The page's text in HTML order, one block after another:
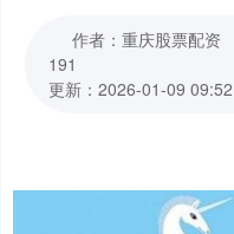
作者：重庆股票配资
191
更新：2026-01-09